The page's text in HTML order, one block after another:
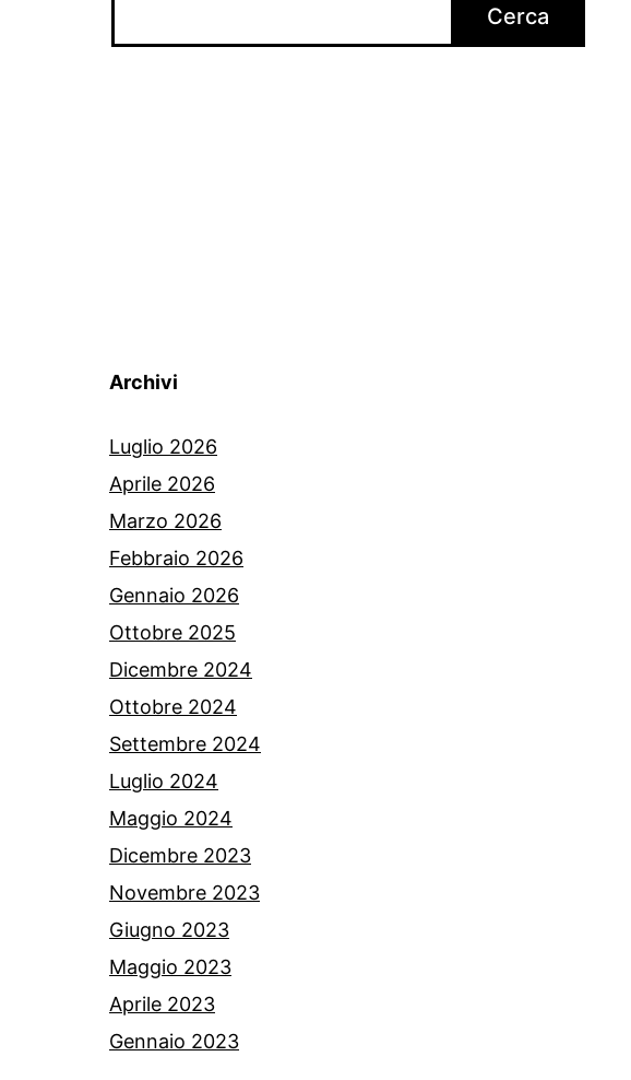
Cerca
Archivi
Luglio 2026
Aprile 2026
Marzo 2026
Febbraio 2026
Gennaio 2026
Ottobre 2025
Dicembre 2024
Ottobre 2024
Settembre 2024
Luglio 2024
Maggio 2024
Dicembre 2023
Novembre 2023
Giugno 2023
Maggio 2023
Aprile 2023
Gennaio 2023